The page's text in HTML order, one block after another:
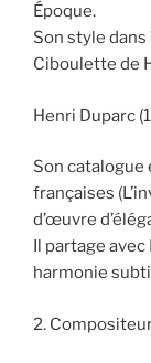
Époque.
Son style
Ciboulette de
Henri Duparc
Son
françaises
d’œuvre
Il partage
harmonie
2.